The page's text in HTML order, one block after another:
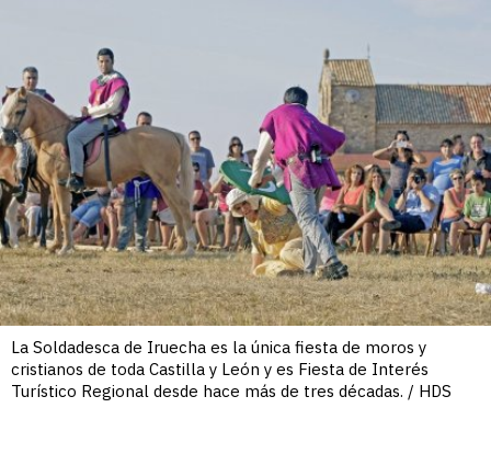
La Soldadesca de Iruecha es la única fiesta de moros y
cristianos de toda Castilla y León y es Fiesta de Interés
Turístico Regional desde hace más de tres décadas. / HDS